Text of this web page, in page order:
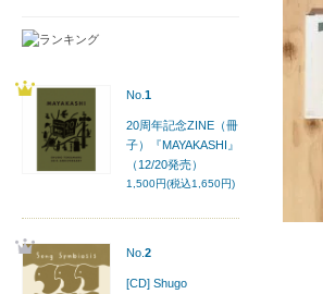
No. 1
20周年記念ZINE（冊
子）『MAYAKASHI』
（12/20発売）
1,500円(税込1,650円)
No. 2
[CD] Shugo